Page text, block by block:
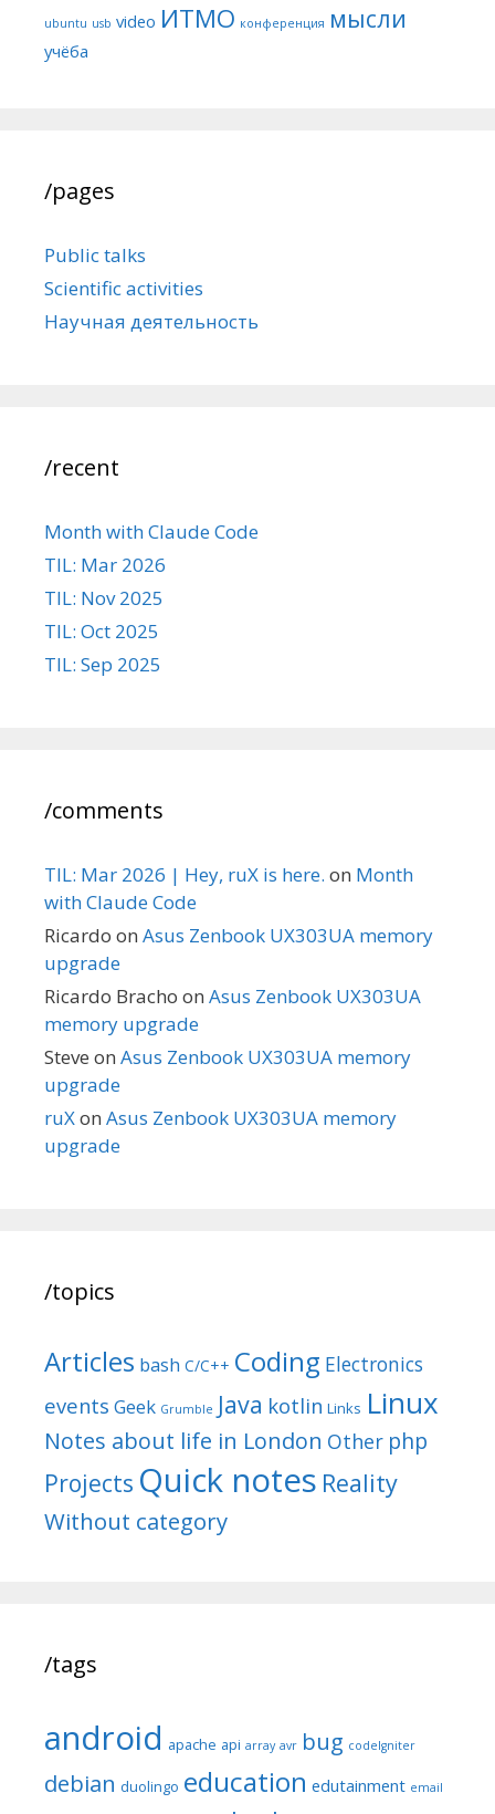
ubuntu usb video ИТМО конференция мысли
учёба
/pages
Public talks
Scientific activities
Научная деятельность
/recent
Month with Claude Code
TIL: Mar 2026
TIL: Nov 2025
TIL: Oct 2025
TIL: Sep 2025
/comments
TIL: Mar 2026 | Hey, ruX is here. on Month
with Claude Code
Ricardo on Asus Zenbook UX303UA memory
upgrade
Ricardo Bracho on Asus Zenbook UX303UA
memory upgrade
Steve on Asus Zenbook UX303UA memory
upgrade
ruXon Asus Zenbook UX303UA memory
upgrade
/topics
Articles bash C/C++ Coding Electronics
events Geek Grumble Java kotlin Links Linux
Notes about life in London Other php
Projects Quick notes Reality
Without category
/tags
android apache api array avr bug codeIgniter
debian duolingo education edutainment email